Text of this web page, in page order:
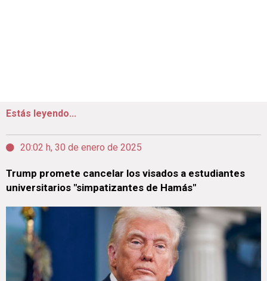
Estás leyendo...
20:02 h, 30 de enero de 2025
Trump promete cancelar los visados a estudiantes
universitarios "simpatizantes de Hamás"